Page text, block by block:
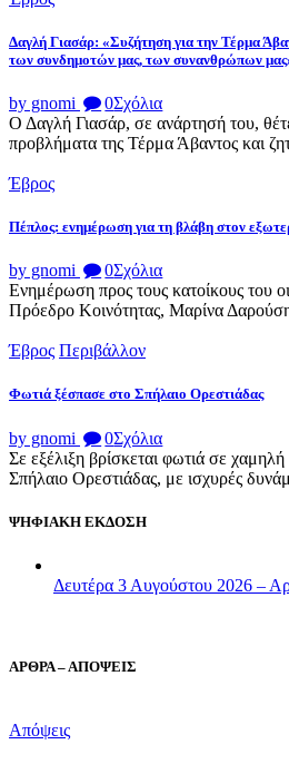
Δαγλή Γιασάρ: «Συζήτηση για την Τέρμα
των συνδημοτών μας, των συνανθρώπων
by gnomi 0Σχόλια
Ο Δαγλή Γιασάρ, σε ανάρτησή του,
προβλήματα της Τέρμα Άβαντος και
Έβρος
Πέπλος: ενημέρωση για τη βλάβη στον
by gnomi 0Σχόλια
Ενημέρωση προς τους κατοίκους του
Πρόεδρο Κοινότητας, Μαρίνα
Έβρος Περιβάλλον
Φωτιά ξέσπασε στο Σπήλαιο Ορεστιάδας
by gnomi 0Σχόλια
Σε εξέλιξη βρίσκεται φωτιά σε
Σπήλαιο Ορεστιάδας, με ισχυρές
ΨΗΦΙΑΚΗ ΕΚΔΟΣΗ
Δευτέρα 3 Αυγούστου 2026 –
ΑΡΘΡΑ – ΑΠΟΨΕΙΣ
Απόψεις